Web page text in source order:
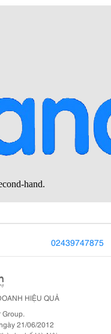
02439747875
HIỆU QUẢ
Group.
21/06/2012